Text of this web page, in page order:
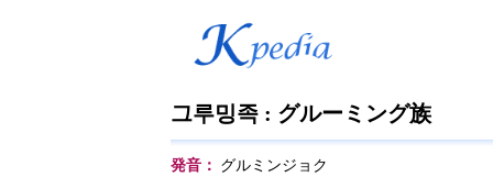
그루밍족 : グルーミング族
発音： グルミンジョク